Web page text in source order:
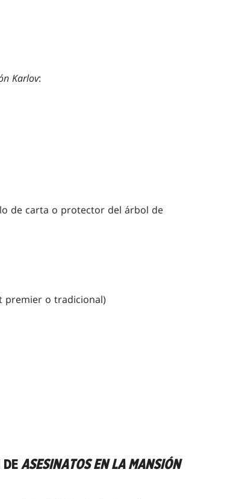
Karlov:
de carta o protector del árbol de
premier o tradicional)
DE ASESINATOS EN LA MANSIÓN